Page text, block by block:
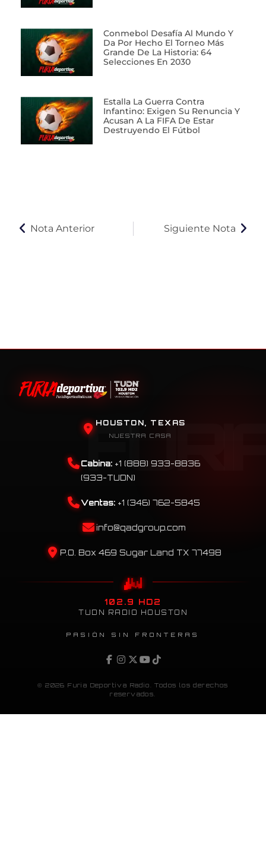
Conmebol Desafía Al Mundo Y
Da Por Hecho El Torneo Más
Grande De La Historia: 64
Selecciones En 2030
Estalla La Guerra Contra
Infantino: Exigen Su Renuncia Y
Acusan A La FIFA De Estar
Destruyendo El Fútbol
Nota Anterior Siguiente Nota
HOUSTON, TEXAS
NUESTRA CASA
Cabina: +1 (888) 933-8836
(933-TUDN)
Ventas: +1 (346) 762-5845
info@qadgroup.com
P.O. Box 469 Sugar Land TX 77498
102.9 HD2
TUDN RADIO HOUSTON
PASIÓN SIN FRONTERAS
© 2026 Furia Deportiva Radio. Todos los derechos
reservados.